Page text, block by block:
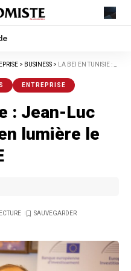
> BUSINESS > LA BEI EN TUNISIE : JEAN-LUC REVÉREAULT MET EN LUMIÈRE LE SOUTIEN AUX PME
ENTREPRISE
: Jean-Luc
lumière le